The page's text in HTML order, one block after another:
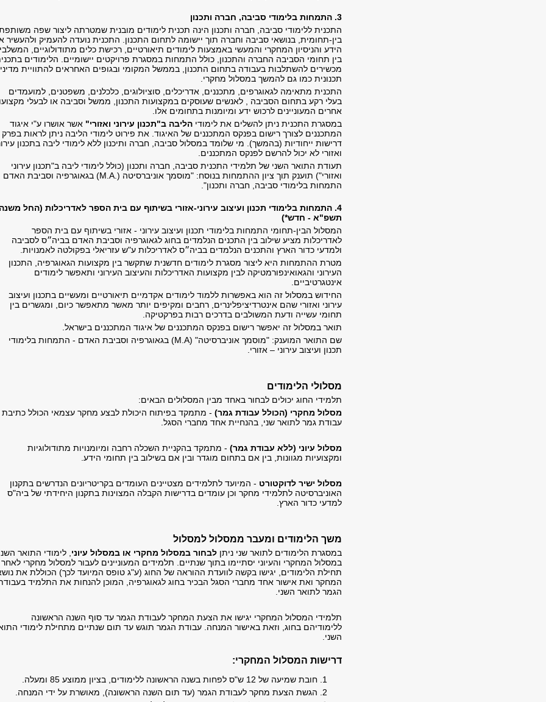
3. התמחות בלימודי סביבה, חברה ותכנון
התכנית ללימודי סביבה, חברה ותכנון הינה תכנית לימודים מובנית שמטרתה ליצור שפה
בין-תחומית, בנושאי סביבה וחברה תוך יישומה לתחום התכנון. התכנית נועדה להעמיק ולהעשיר
הידע והניסיון המחקרי והמעשי באמצעות לימודים תיאורטיים, רכישת כלים מתודולוגיים,
בין תחומי הסביבה החברה והתכנון, כולל התמחות במסגרת פרויקטים יישומיים. הלימודים
מכשירים להשתלבות בעבודה בתחום התכנון, בממשל המקומי ובגופים האחראים להתוויית
תכנונית כמו גם להמשך במסלול מחקרי.
התכנית מתאימה לגאוגרפים, מתכננים, אדריכלים, סוציולוגים, כלכלנים, משפטנים, למועמדים
בעלי רקע בתחום הסביבה , לאנשים שעוסקים במקצועות התכנון, ממשל וסביבה או לבעלי
אחרים המעוניינים לרכוש ידע ומיומנות בתחומים אלו.
במסגרת התכנית ניתן להשלים את לימודי הליבה ב"תכנון עירוני ואזורי" אשר אושרו ע"י איגוד
המתכננים לצורך רישום בפנקס המתכננים של האיגוד. את פירוט לימודי הליבה ניתן לראות בפרק
דרישות ייחודיות (בהמשך). מי שלומד במסלול סביבה, חברה ותיכנון ללא לימודי ליבה בתכנון
ואזורי לא יכול להרשם לפנקס המתכננים.
תעודת התואר השני של תלמידי התכנית סביבה, חברה ותכנון (כולל לימודי ליבה ב"תכנון עירוני
ואזורי") תוענק תוך ציון ההתמחות בנוסח: "מוסמך אוניברסיטה (.M.A) בגאוגרפיה וסביבת האדם
התמחות בלימודי סביבה, חברה ותכנון".
4. התמחות בלימודי תכנון ועיצוב עירוני-אזורי בשיתוף עם בית הספר לאדריכלות (החל
תשפ"א - חדש*)
המסלול הבין-תחומי התמחות בלימודי תכנון ועיצוב עירוני - אזורי בשיתוף עם בית הספר
לאדריכלות מציע שילוב בין התכנים הנלמדים בחוג לגאוגרפיה וסביבת האדם בביה״ס לסביבה
ולמדעי כדור הארץ והתכנים הנלמדים בביה״ס לאדריכלות ע"ש עזריאלי בפקולטה לאמנויות.
מטרת ההתמחות היא ליצור מסגרת לימודים חדשנית שתקשר בין מקצועות הגאוגרפיה, התכנון
העירוני והגאואינפורמטיקה לבין מקצועות האדריכלות והעיצוב העירוני ותאפשר לימודים
אינטגרטיביים.
החידוש במסלול זה הוא באפשרות ללמוד לימודים אקדמיים תיאורטיים ומעשיים בתכנון ועיצוב
עירוני ואזורי שהם אינטרדיציפלינרים, רחבים ומקיפים יותר מאשר מתאפשר כיום, ומגשרים בין
תחומי עשייה ודעת המשולבים בדרכים רבות בפרקטיקה.
תואר במסלול זה יאפשר רישום בפנקס המתכננים של איגוד המתכננים בישראל.
שם התואר המוענק: "מוסמך אוניברסיטה" (M.A) בגאוגרפיה וסביבת האדם - התמחות בלימודי
תכנון ועיצוב עירוני – אזורי.
מסלולי הלימודים
תלמידי החוג יכולים לבחור באחד מבין המסלולים הבאים:
מסלול מחקרי (הכולל עבודת גמר) - מתמקד בפיתוח היכולת לבצע מחקר עצמאי הכולל כתיבת
עבודת גמר לתואר שני, בהנחיית אחד מחברי הסגל.
מסלול עיוני (ללא עבודת גמר) - מתמקד בהקניית השכלה רחבה ומיומנויות מתודולוגיות
ומקצועיות מגוונות, בין אם בתחום מוגדר ובין אם בשילוב בין תחומי הידע.
מסלול ישיר לדוקטורט - המיועד לתלמידים מצטיינים העומדים בקריטריונים הנדרשים בתקנון
האוניברסיטה לתלמידי מחקר וכן עומדים בדרישות הקבלה המצוינות בתקנון היחידתי של ביה"ס
למדעי כדור הארץ.
משך הלימודים ומעבר ממסלול למסלול
במסגרת הלימודים לתואר שני ניתן לבחור במסלול מחקרי או במסלול עיוני , לימודי התואר
במסלול המחקרי והעיוני יסתיימו בתוך שנתיים. תלמידים המעוניינים לעבור למסלול מחקרי לאחר
תחילת הלימודים, יגישו בקשה לוועדת ההוראה של החוג (ע"ג טופס המיועד לכך) הכוללת את
המחקר ואת אישור אחד מחברי הסגל הבכיר בחוג לגאוגרפיה, המוכן להנחות את התלמיד
הגמר לתואר השני.
תלמידי המסלול המחקרי יגישו את הצעת המחקר לעבודת הגמר עד סוף השנה הראשונה
ללימודיהם בחוג, וזאת באישור המנחה. עבודת הגמר תוגש עד תום שנתיים מתחילת לימודי
השני.
דרישות המסלול המחקרי:
חובת שמיעה של 12 ש"ס לפחות בשנה הראשונה ללימודים, בציון ממוצע 85 ומעלה.
הגשת הצעת מחקר לעבודת הגמר (עד תום השנה הראשונה), מאושרת על ידי המנחה.